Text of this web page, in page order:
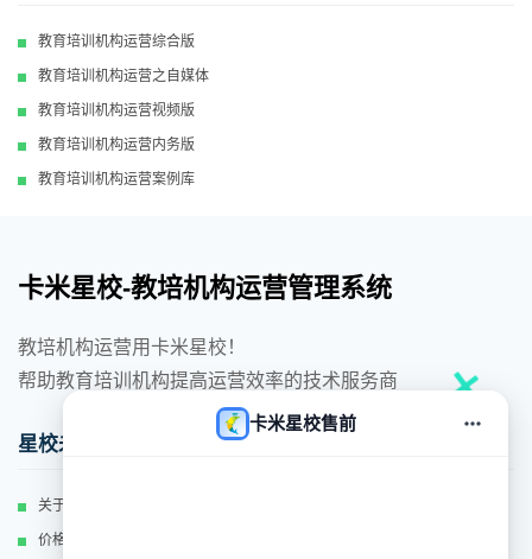
教育培训机构运营综合版
教育培训机构运营之自媒体
教育培训机构运营视频版
教育培训机构运营内务版
教育培训机构运营案例库
卡米星校-教培机构运营管理系统
教培机构运营用卡米星校！
帮助教育培训机构提高运营效率的技术服务商
星校未来
关于我们
价格体系
卡米星校售前